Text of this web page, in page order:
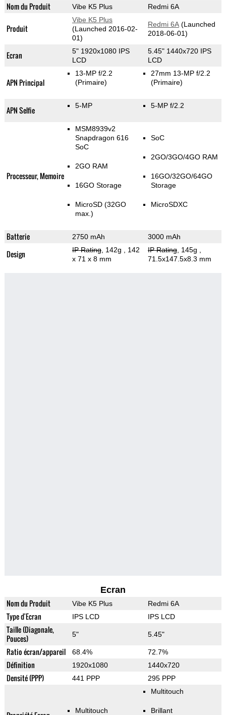
Nom du Produit Vibe K5 Plus Redmi 6A
Produit
Vibe K5 Plus
(Launched 2016-02-
01)
Redmi 6A(Launched
2018-06-01)
Ecran
5" 1920x1080 IPS
LCD
5.45" 1440x720 IPS
LCD
APN Principal
13-MP f/2.2
(Primaire)
27mm 13-MP f/2.2
(Primaire)
APN Selfie 5-MP 5-MP f/2.2
Processeur, Memoire
MSM8939v2
Snapdragon 616
SoC
2GO RAM
16GO Storage
MicroSD (32GO
max.)
SoC
2GO/3GO/4GO RAM
16GO/32GO/64GO
Storage
MicroSDXC
Batterie 2750 mAh 3000 mAh
Design IP Rating, 142g
, 142
x 71 x 8 mm
IP Rating, 145g
71.5x147.5x8.3 mm
Ecran
Nom du Produit Vibe K5 Plus Redmi 6A
Type d'Ecran IPS LCD IPS LCD
Taille (Diagonale,
Pouces)
5" 5.45"
Ratio écran/appareil 68.4% 72.7%
Définition 1920x1080 1440x720
Densité (PPP) 441 PPP 295 PPP
Multitouch
Multitouch
Brillant